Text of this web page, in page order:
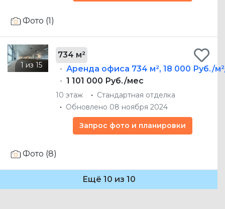
Фото (1)
734 м²
Аренда офиса 734 м², 18 000 Руб./
1 101 000 Руб./мес
10 этаж
Стандартная отделка
Обновлено 08 ноября 2024
Запрос фото и планировки
Фото (8)
Ещё 10 из 10